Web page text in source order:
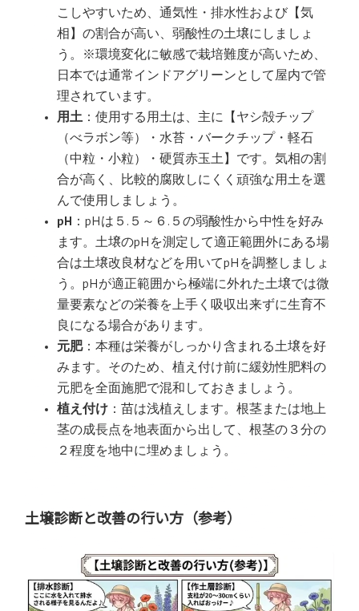
こしやすいため、通気性・排水性および【気
相】の割合が高い、弱酸性の土壌にしましょ
う。※環境変化に敏感で栽培難度が高いため、
日本では通常インドアグリーンとして屋内で管
理されています。
用土 ：使用する用土は、主に【ヤシ殻チップ
（べラボン等）・水苔・バークチップ・軽石
（中粒・小粒）・硬質赤玉土】です。気相の割
合が高く、比較的腐敗しにくく頑強な用土を選
んで使用しましょう。
pH
：pHは５.５～６.５の弱酸性から中性を好み
ます。土壌のpHを測定して適正範囲外にある場
合は土壌改良材などを用いてpHを調整しましょ
う。pHが適正範囲から極端に外れた土壌では微
量要素などの栄養を上手く吸収出来ずに生育不
良になる場合があります。
元肥：本種は栄養がしっかり含まれる土壌を好
みます。そのため、植え付け前に緩効性肥料の
元肥を全面施肥で混和しておきましょう。
植え付け ：苗は浅植えします。根茎または地上
茎の成長点を地表面から出して、根茎の３分の
２程度を地中に埋めましょう。
土壌診断と改善の行い方（参考）